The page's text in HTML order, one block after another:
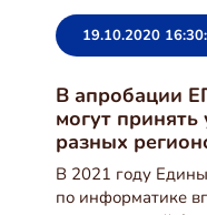
19.10.2020
В апробации
могут
разных
В 2021 году
по информатике